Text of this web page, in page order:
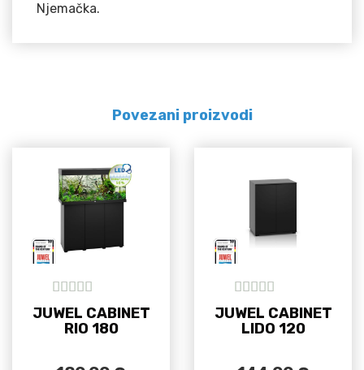
Njemačka.
Povezani proizvodi
5out of 5
JUWEL CABINET
RIO 180
5out of 5
JUWEL CABINET
LIDO 120